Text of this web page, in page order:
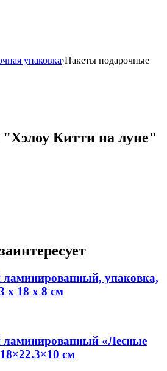
упаковка›Пакеты подарочные
Китти на луне"
упаковка,
х 18 х 8 см
ламинированный «Лесные
см